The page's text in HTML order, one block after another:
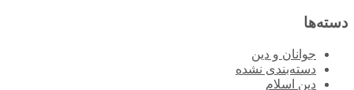
دسته‌ها
جوانان و دین
دسته‌بندی نشده
دین اسلام